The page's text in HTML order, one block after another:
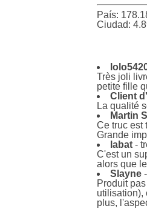
País:
Ciudad:
Très joli
petite fille
Client
La qualité
Martin
Ce truc est
Grande
labat -
C'est un
alors que
Slayne
Produit
utilisation),
plus,